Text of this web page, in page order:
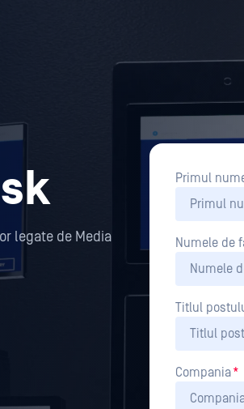
legate de Media
Primul
Numele de
Titlul
Compania*